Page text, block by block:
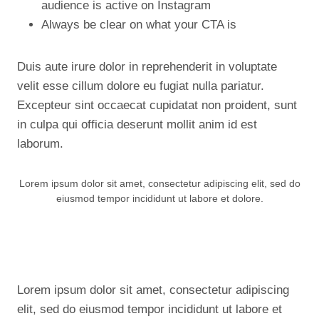
audience is active on Instagram
Always be clear on what your CTA is
Duis aute irure dolor in reprehenderit in voluptate
velit esse cillum dolore eu fugiat nulla pariatur.
Excepteur sint occaecat cupidatat non proident, sunt
in culpa qui officia deserunt mollit anim id est
laborum.
Lorem ipsum dolor sit amet, consectetur adipiscing elit, sed do
eiusmod tempor incididunt ut labore et dolore.
Lorem ipsum dolor sit amet, consectetur adipiscing
elit, sed do eiusmod tempor incididunt ut labore et